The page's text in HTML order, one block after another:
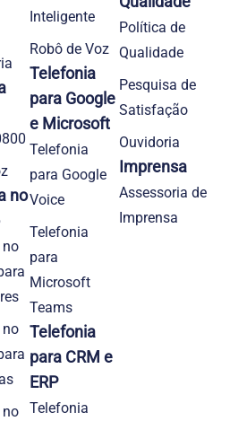
no
Inteligente
Robô de Voz
Telefonia
para Google
e Microsoft
Telefonia
para Google
Voice
Telefonia
para
Microsoft
Teams
Telefonia
para CRM e
ERP
Telefonia
Política de
Qualidade
Pesquisa de
Satisfação
Ouvidoria
Imprensa
Assessoria de
Imprensa